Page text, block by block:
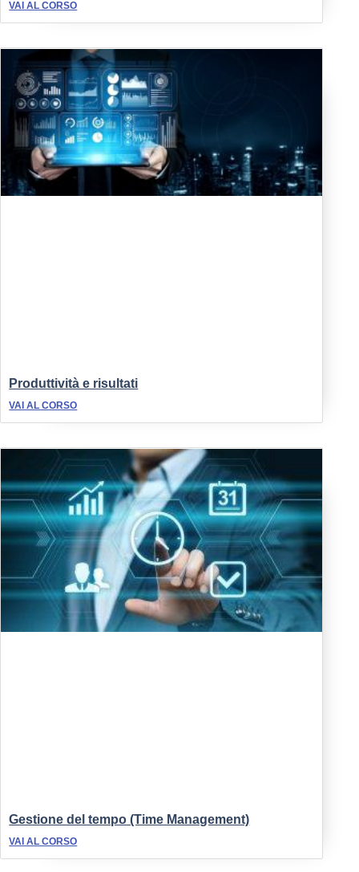
VAI AL CORSO
Produttività e risultati
VAI AL CORSO
Gestione del tempo (Time Management)
VAI AL CORSO